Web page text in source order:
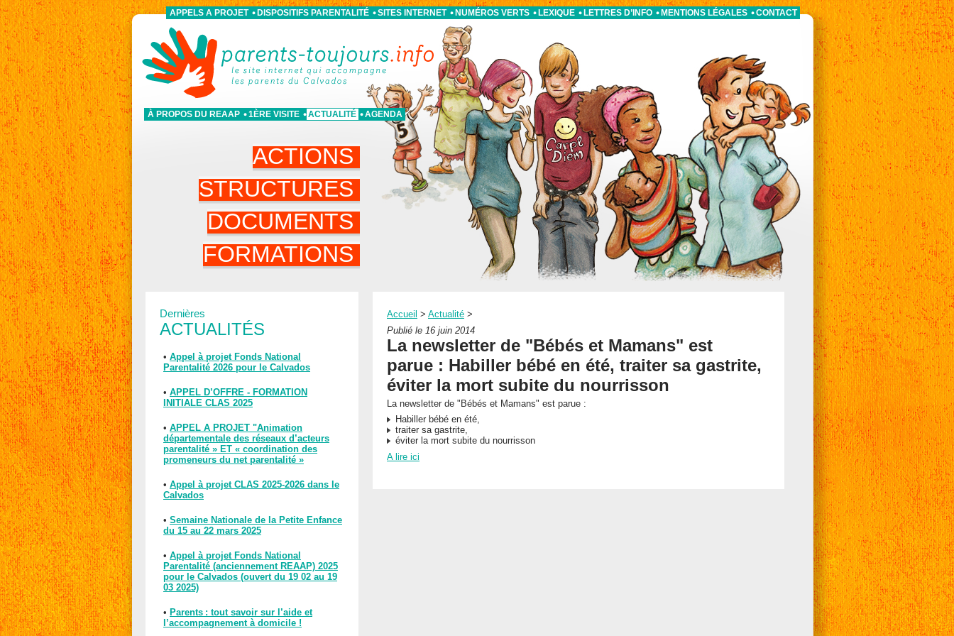
À PROPOS DU REAAP 1ÈRE VISITE ACTUALITÉ AGENDA
APPELS A PROJET DISPOSITIFS PARENTALITÉ SITES INTERNET NUMÉROS VERTS LEXIQUE LETTRES D’INFO MENTIONS LÉGALES CONTACT
ACTIONS
STRUCTURES
DOCUMENTS
FORMATIONS
Dernières
ACTUALITÉS
• Appel à projet Fonds National
Parentalité 2026 pour le Calvados
• APPEL D’OFFRE - FORMATION
INITIALE CLAS 2025
• APPEL A PROJET "Animation
départementale des réseaux d’acteurs
parentalité » ET « coordination des
promeneurs du net parentalité »
• Appel à projet CLAS 2025-2026 dans le
Calvados
• Semaine Nationale de la Petite Enfance
du 15 au 22 mars 2025
• Appel à projet Fonds National
Parentalité (anciennement REAAP) 2025
pour le Calvados (ouvert du 19 02 au 19
03 2025)
• Parents : tout savoir sur l’aide et
l’accompagnement à domicile !
Accueil > Actualité >
Publié le 16 juin 2014
La newsletter de "Bébés et Mamans" est
parue : Habiller bébé en été, traiter sa gastrite,
éviter la mort subite du nourrisson
La newsletter de "Bébés et Mamans" est parue :
Habiller bébé en été,
traiter sa gastrite,
éviter la mort subite du nourrisson
A lire ici